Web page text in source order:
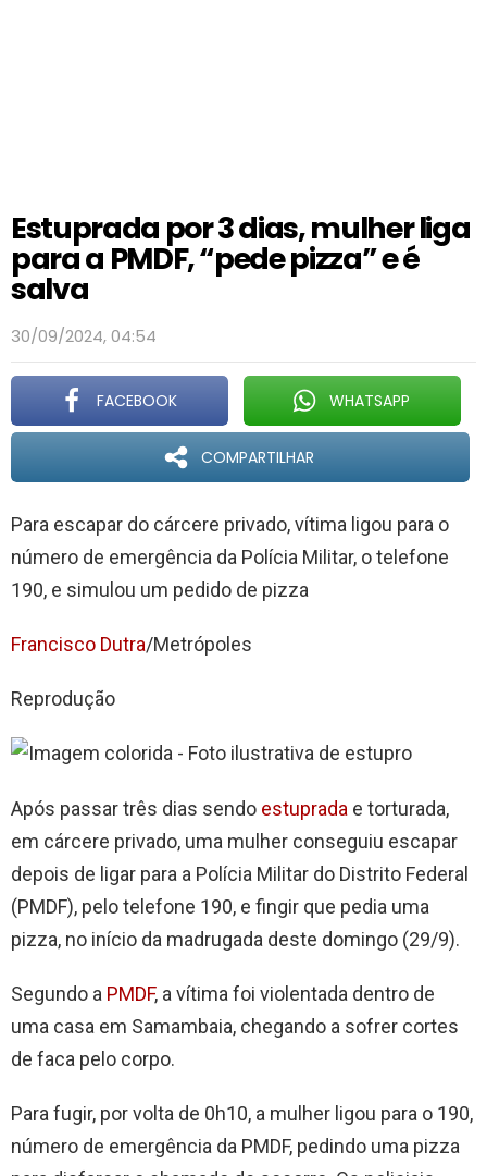
Estuprada por 3 dias, mulher liga
para a PMDF, “pede pizza” e é
salva
30/09/2024, 04:54
FACEBOOK WHATSAPP
COMPARTILHAR
Para escapar do cárcere privado, vítima ligou para o
número de emergência da Polícia Militar, o telefone
190, e simulou um pedido de pizza
Francisco Dutra/Metrópoles
Reprodução
Após passar três dias sendo estuprada e torturada,
em cárcere privado, uma mulher conseguiu escapar
depois de ligar para a Polícia Militar do Distrito Federal
(PMDF), pelo telefone 190, e fingir que pedia uma
pizza, no início da madrugada deste domingo (29/9).
Segundo a PMDF, a vítima foi violentada dentro de
uma casa em Samambaia, chegando a sofrer cortes
de faca pelo corpo.
Para fugir, por volta de 0h10, a mulher ligou para o 190,
número de emergência da PMDF, pedindo uma pizza